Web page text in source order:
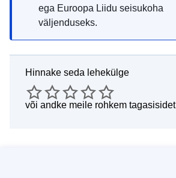
ega Euroopa Liidu seisukoha
väljenduseks.
Hinnake seda lehekülge
või andke meile rohkem tagasisidet